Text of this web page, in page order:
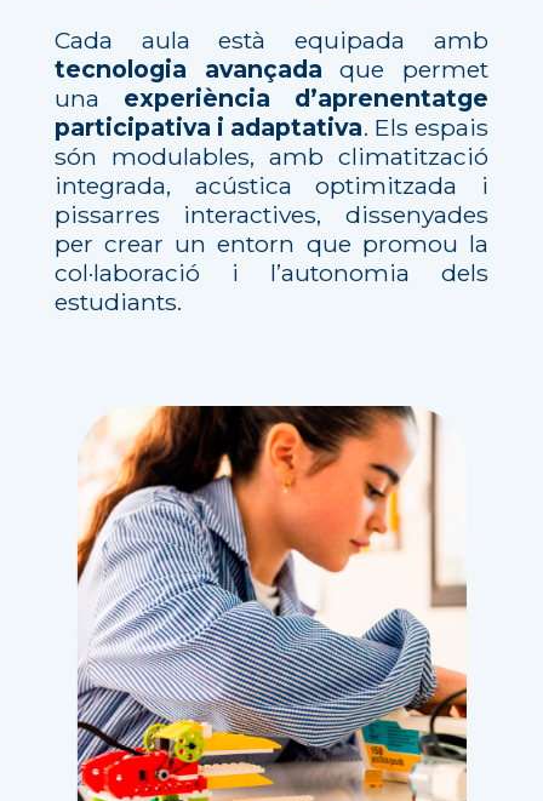
Cada aula està equipada amb
tecnologia avançada que permet
una experiència d’aprenentatge
participativa i adaptativa. Els espais
són modulables, amb climatització
integrada, acústica optimitzada i
pissarres interactives, dissenyades
per crear un entorn que promou la
col·laboració i l’autonomia dels
estudiants.